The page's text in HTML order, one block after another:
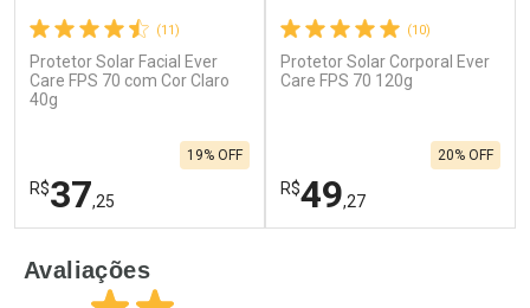
Ativar Desconto
Comprar sem Desconto
Ativar Desconto
(11)
Protetor Solar Facial Ever
Care FPS 70 com Cor Claro
40g
R$37,25
19% OFF
(10)
Protetor Solar Corporal Ever
Care FPS 70 120g
R$49,27
20% OFF
Avaliações